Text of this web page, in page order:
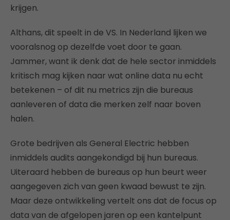
krijgen.
Althans, dit speelt in de VS. In Nederland lijken we
vooralsnog op dezelfde voet door te gaan.
Jammer, want ik denk dat de hele sector inmiddels
kritisch mag kijken naar wat online data nu echt
betekenen – of dit nu metrics zijn die bureaus
aanleveren of data die merken zelf naar boven
halen.
Grote bedrijven als General Electric hebben
inmiddels audits aangekondigd bij hun bureaus.
Uiteraard hebben de bureaus op hun beurt weer
aangegeven zich van geen kwaad bewust te zijn.
Maar deze ontwikkeling vertelt ons dat de focus op
data van de afgelopen jaren op een kantelpunt